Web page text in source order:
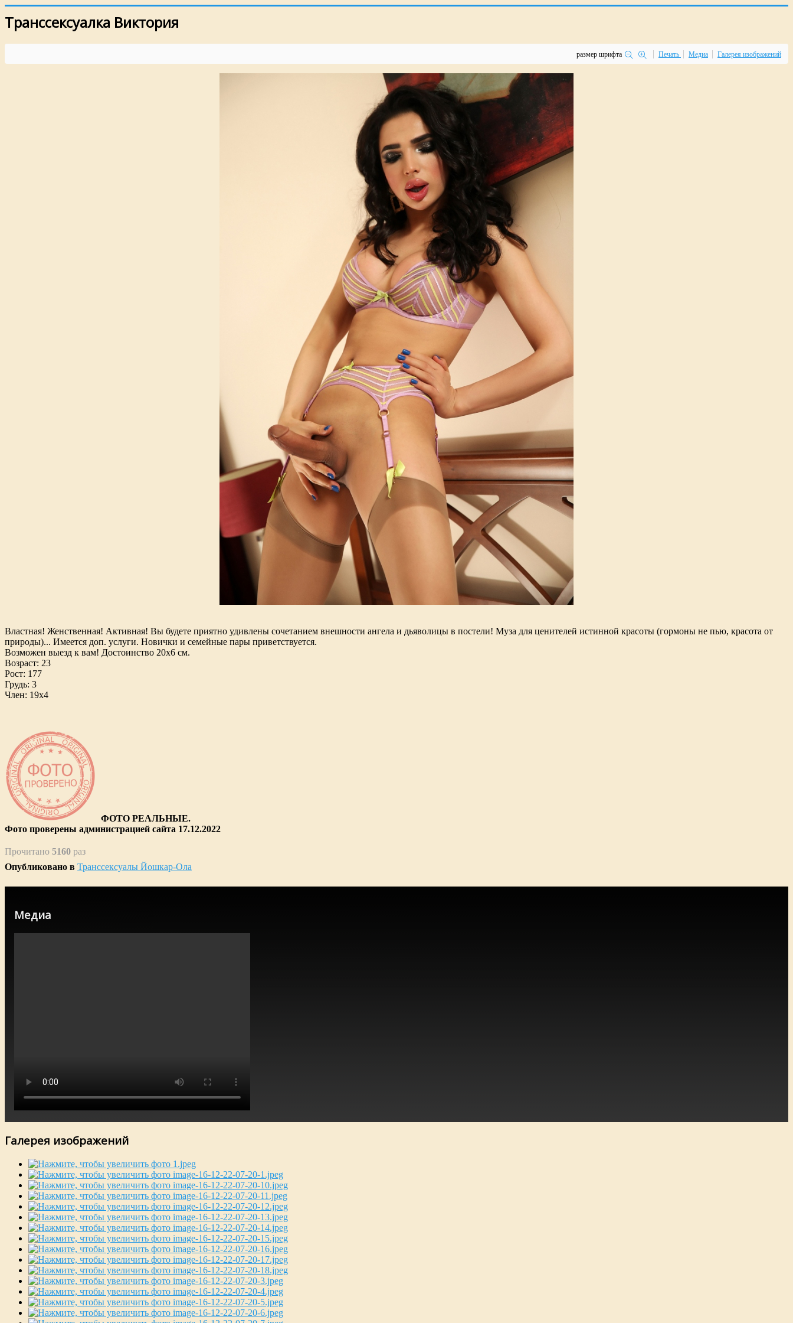
Транссексуалка Виктория
размер шрифта Печать Медиа Галерея изображений
Властная! Женственная! Активная! Вы будете приятно удивлены сочетанием внешности ангела и дьяволицы в постели! Муза для ценителей истинной красоты (гормоны не пью, красота от
природы)... Имеется доп. услуги. Новички и семейные пары приветствуется.
Возможен выезд к вам! Достоинство 20х6 см.
Возраст: 23
Рост: 177
Грудь: 3
Член: 19х4
ФОТО РЕАЛЬНЫЕ.
Фото проверены администрацией сайта 17.12.2022
Прочитано 5160 раз
Опубликовано в Транссексуалы Йошкар-Ола
Медиа
Галерея изображений